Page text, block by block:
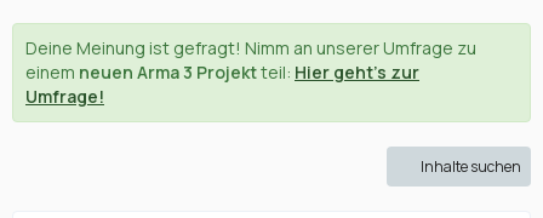
Deine Meinung ist gefragt! Nimm an unserer Umfrage zu
einem neuen Arma 3 Projektteil: Hier geht's zur
Umfrage!
Inhalte suchen